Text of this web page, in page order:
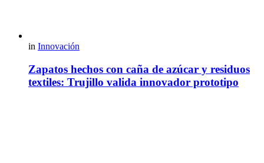
in Innovación
Zapatos hechos con caña de azúcar y residuos
textiles: Trujillo valida innovador prototipo